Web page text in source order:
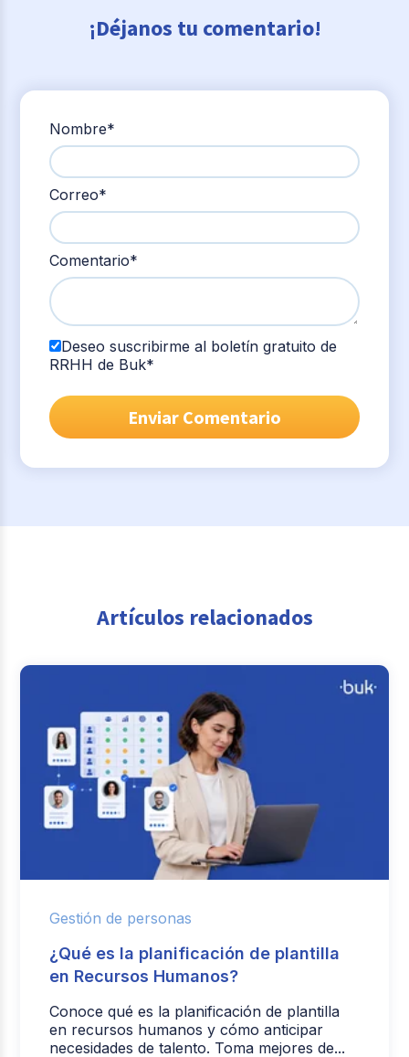
¡Déjanos tu comentario!
Nombre*
Correo*
Comentario*
Deseo suscribirme al boletín gratuito de
RRHH de Buk*
Artículos relacionados
Gestión de personas
¿Qué es la planificación de plantilla
en Recursos Humanos?
Conoce qué es la planificación de plantilla
en recursos humanos y cómo anticipar
necesidades de talento. Toma mejores de...